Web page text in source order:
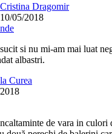
Cristina Dragomir
10/05/2018
si nu mi-am mai luat
albastri.
Curea
de vara in culori